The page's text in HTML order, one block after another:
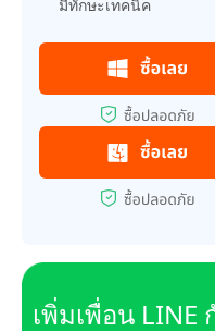
มีทักษะเทคนิค
เพิ่มเพื่อน LINE